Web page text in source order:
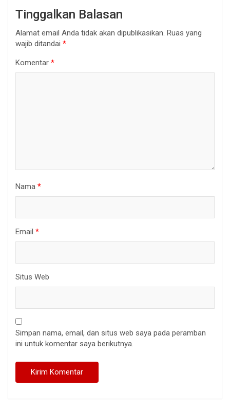
Tinggalkan Balasan
Alamat email Anda tidak akan dipublikasikan. Ruas yang
wajib ditandai *
Komentar *
Nama *
Email *
Situs Web
Simpan nama, email, dan situs web saya pada peramban
ini untuk komentar saya berikutnya.